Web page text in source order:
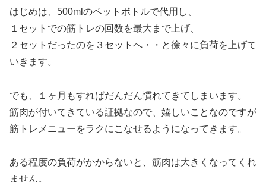
はじめは、500mlのペットボトルで代用し、
１セットでの筋トレの回数を最大まで上げ、
２セットだったのを３セットへ・・と徐々に負荷を上げて
いきます。
でも、１ヶ月もすればだんだん慣れてきてしまいます。
筋肉が付いてきている証拠なので、嬉しいことなのですが
筋トレメニューをラクにこなせるようになってきます。
ある程度の負荷がかからないと、筋肉は大きくなってくれ
ません。